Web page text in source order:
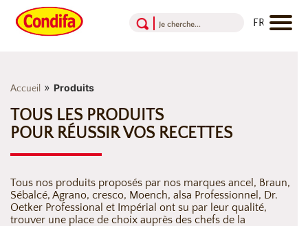
Accueil » Produits
TOUS LES PRODUITS
POUR RÉUSSIR VOS RECETTES
Tous nos produits proposés par nos marques ancel, Braun,
Sébalcé, Agrano, cresco, Moench, alsa Professionnel, Dr.
Oetker Professional et Impérial ont su par leur qualité,
trouver une place de choix auprès des chefs de la